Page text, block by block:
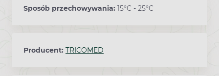
Sposób przechowywania: 15°C - 25°C
Producent: TRICOMED